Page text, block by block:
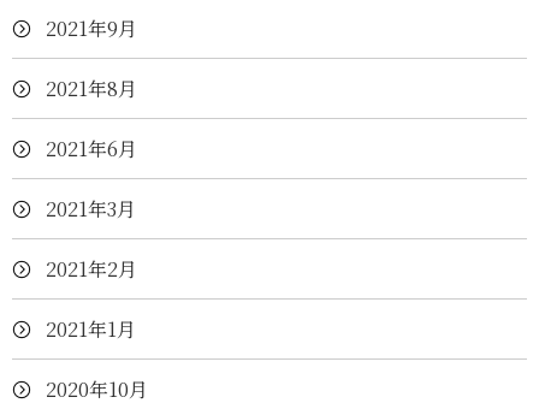
2021年9月
2021年8月
2021年6月
2021年3月
2021年2月
2021年1月
2020年10月